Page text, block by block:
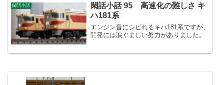
閑話小話
閑話小話 95 高速化の難しさ キ
ハ181系
エンジン音にシビれるキハ181系ですが、
開発には涙ぐましい努力がありました。